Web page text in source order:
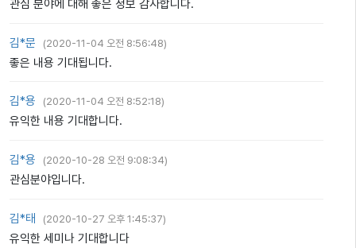
관심 분야에 대해 좋은 정보 감사합니다.
김*문 (2020-11-04 오전 8:56:48)
좋은 내용 기대됩니다.
김*용 (2020-11-04 오전 8:52:18)
유익한 내용 기대합니다.
김*용 (2020-10-28 오전 9:08:34)
관심분야입니다.
김*태 (2020-10-27 오후 1:45:37)
유익한 세미나 기대합니다